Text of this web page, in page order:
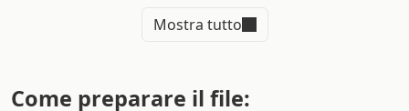
stampa di biglietti da visita con qr code
Affidandoti a Sprint24, il miglioreservizio di stampa
Mostra tutto
Come preparare il file: